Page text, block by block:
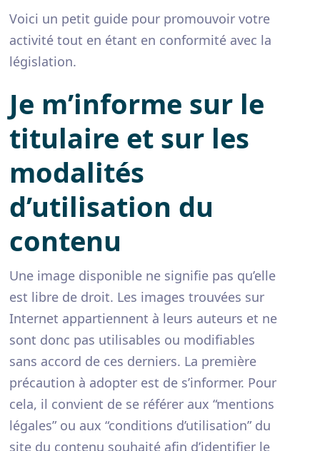
Voici un petit guide pour promouvoir votre
activité tout en étant en conformité avec la
législation.
Je m’informe sur le
titulaire et sur les
modalités
d’utilisation du
contenu
Une image disponible ne signifie pas qu’elle
est libre de droit. Les images trouvées sur
Internet appartiennent à leurs auteurs et ne
sont donc pas utilisables ou modifiables
sans accord de ces derniers. La première
précaution à adopter est de s’informer. Pour
cela, il convient de se référer aux “mentions
légales” ou aux “conditions d’utilisation” du
site du contenu souhaité afin d’identifier le